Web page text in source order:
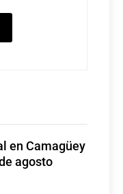
en Camagüey
agosto